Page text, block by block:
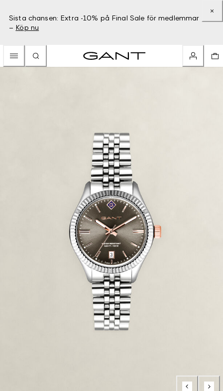
Sista chansen: Extra -10% på Final Sale för medlemmar
– Köp nu